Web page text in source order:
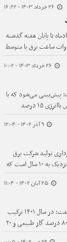
26 خرداد 1403 - 16:22
تا پایان هفته گذشته
و ۹۶۵ هزار و ۳۱۱ مگاوات ساعت برق با متوسط
قیمت ۱۱۷۱ ریال و حداقل نرخ ۸۵۰ ریال در بورس انرژی‌
26 خرداد 1403 - 10:02
پیش‌بینی می‌شود که با
مشارکت بیشتر مشترکان در پویش باانرژی ۱۵ درصد
شود.
9 آذر 1402 - 12:04
تولید شرکت برق
حرارتی گفت: نیروگاه‌های تهران نزدیک به ۱۰ سال است که
آنها را قویاً
25 آبان 1402 - 11:04
معاون برنامه ریزی وزارت نیرو گفت: در سال ۱۴۰۱ ترکیب
سوخت مصرفی نیروگاه ها شامل ۸۰ درصد گاز طبیعی و ۲۰
درصد شامل ۱۲ درصد گازوییل و ۸ درصد نفت کوره بوده